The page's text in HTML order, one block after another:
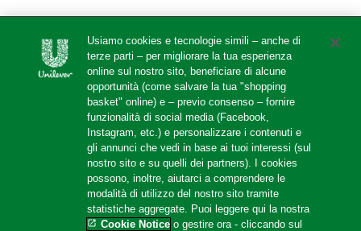
Usiamo cookies e tecnologie simili – anche di
terze parti – per migliorare la tua esperienza
online sul nostro sito, beneficiare di alcune
opportunità (come salvare la tua "shopping
basket" online) e – previo consenso – fornire
funzionalità di social media (Facebook,
Instagram, etc.) e personalizzare i contenuti e
gli annunci che vedi in base ai tuoi interessi (sul
nostro sito e su quelli dei partners). I cookies
possono, inoltre, aiutarci a comprendere le
modalità di utilizzo del nostro sito tramite
statistiche aggregate. Puoi leggere qui la nostra
Cookie Notice o gestire ora - cliccando sul